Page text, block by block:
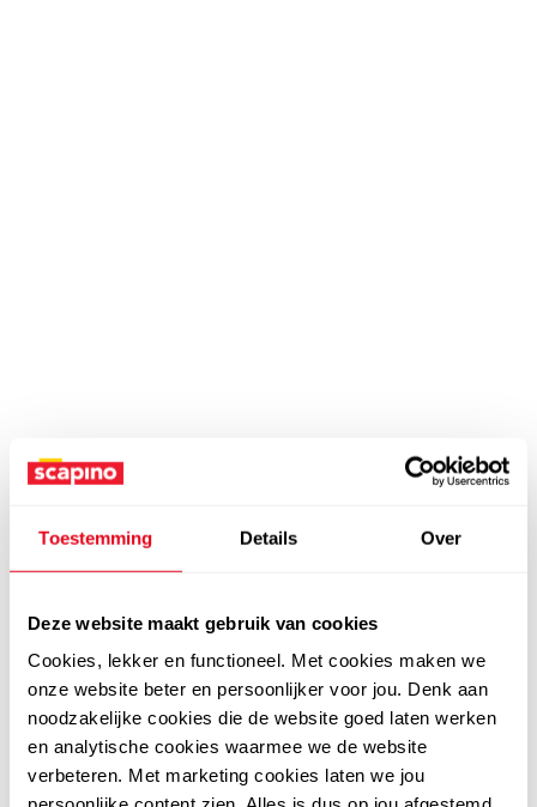
Toestemming Details Over
Deze website maakt gebruik van cookies
Cookies, lekker en functioneel. Met cookies maken we
onze website beter en persoonlijker voor jou. Denk aan
noodzakelijke cookies die de website goed laten werken
en analytische cookies waarmee we de website
verbeteren. Met marketing cookies laten we jou